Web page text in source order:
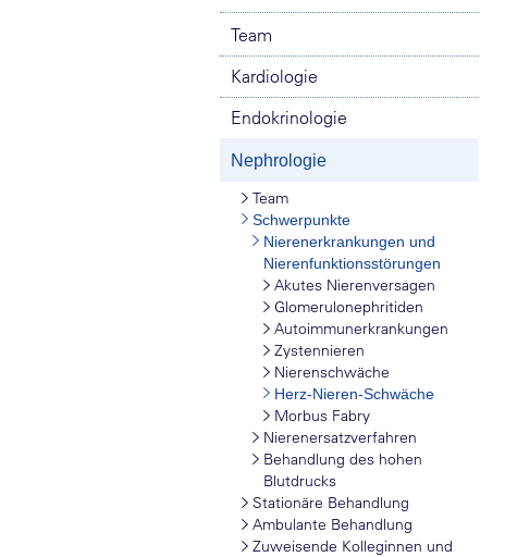
Team
Kardiologie
Endokrinologie
Nephrologie
Team
Schwerpunkte
Nierenerkrankungen und
Nierenfunktionsstörungen
Akutes Nierenversagen
Glomerulonephritiden
Autoimmunerkrankungen
Zystennieren
Nierenschwäche
Herz-Nieren-Schwäche
Morbus Fabry
Nierenersatzverfahren
Behandlung des hohen
Blutdrucks
Stationäre Behandlung
Ambulante Behandlung
Zuweisende Kolleginnen und